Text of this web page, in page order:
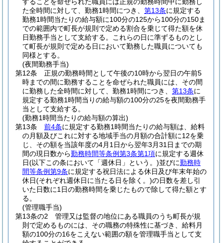
た全時間に対して、勤務1時間につき、 第13条に規定する
勤務1時間当たりの給与額に100分の125から100分の150ま
での範囲内で町長が規則で定める割合を乗じて得た額を休
日勤務手当として支給する。
これらの日に準ずるものとし
て町長が規則で定める日において勤務した職員についても
同様とする。
(夜間勤務手当)
第12条
正規の勤務時間として午後の10時から翌日の午前5
時までの間に勤務することを命ぜられた職員には、その間
に勤務した全時間に対して、勤務1時間につき、 第13条に
規定する勤務1時間当りの給与額の100分の25を夜間勤務手
当として支給する。
(勤務1時間当たりの給与額の算出)
第13条
前4条に規定する勤務1時間当たりの給与額は、給料
の月額及びこれに対する地域手当の月額の合計額に12を乗
じ、その額を当該年度の4月1日から翌年3月31日までの期
間の現日数から勤務時間等条例第3条第1項に規定する週休
日(以下この条において「週休日」という。)並びに勤務時
間等条例第9条に規定する祝日法による休日及び年末年始の
休日(それぞれ週休日に当たる日を除く。)の日数を差し引
いた日数に1日の勤務時間を乗じたもので除して得た額とす
る。
(管理職手当)
第13条の2
管理又は監督の地位にある職員のうち町長が規
則で定めるものには、その職務の特殊性に基づき、給料月
額の100分の16をこえない範囲の額を管理職手当として支